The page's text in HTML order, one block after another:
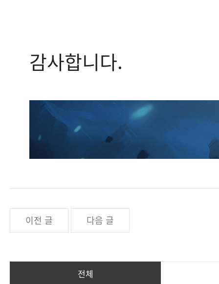
감사합니다.
이전 글 다음 글
전체